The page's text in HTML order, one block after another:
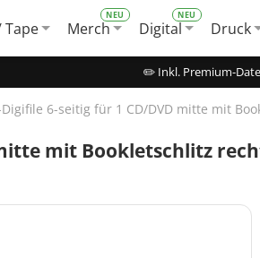
Tape Merch Digital Druck
✏️ Inkl. Premium-
mit Bookletschlitz